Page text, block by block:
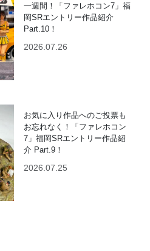
一週間！「ファレホコン7」福
岡SRエントリー作品紹介
Part.10！
2026.07.26
お気に入り作品へのご投票も
お忘れなく！「ファレホコン
7」福岡SRエントリー作品紹
介 Part.9！
2026.07.25